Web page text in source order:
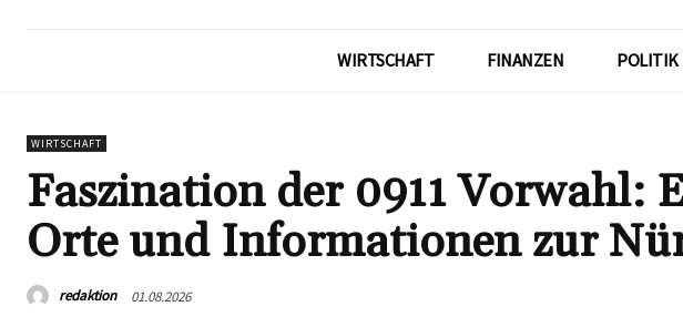
WIRTSCHAFT FINANZEN POLITIK
WIRTSCHAFT
Faszination der 0911 Vorwahl:
Orte und Informationen zur
redaktion 01.08.2026